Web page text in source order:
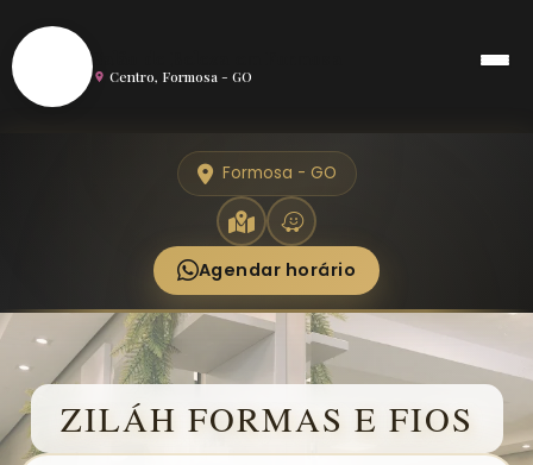
Centro, Formosa - GO
Formosa - GO
Agendar horário
ZILÁH FORMAS E FIOS